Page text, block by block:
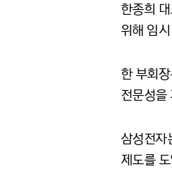
한종희
위해 임
한 부회
전문성을
삼성전자
제도를